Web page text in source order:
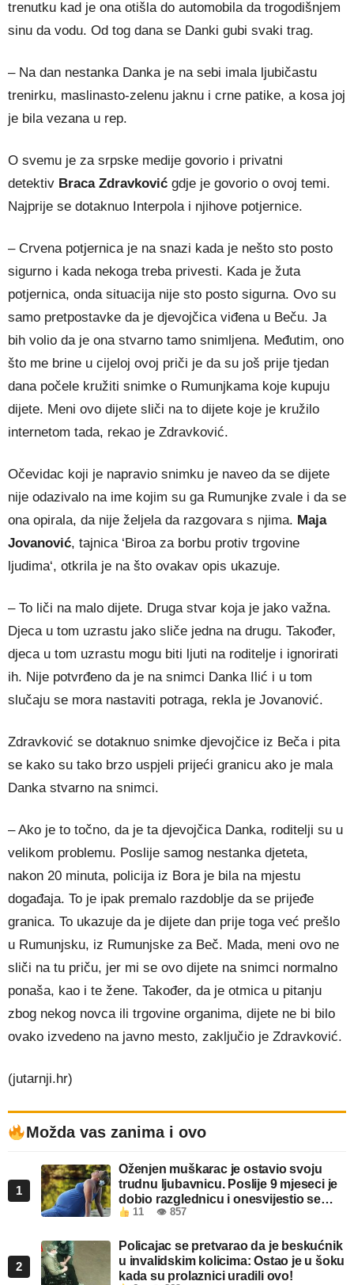
trenutku kad je ona otišla do automobila da trogodišnjem
sinu da vodu. Od tog dana se Danki gubi svaki trag.
– Na dan nestanka Danka je na sebi imala ljubičastu
trenirku, maslinasto-zelenu jaknu i crne patike, a kosa joj
je bila vezana u rep.
O svemu je za srpske medije govorio i privatni
detektiv Braca Zdravković gdje je govorio o ovoj temi.
Najprije se dotaknuo Interpola i njihove potjernice.
– Crvena potjernica je na snazi kada je nešto sto posto
sigurno i kada nekoga treba privesti. Kada je žuta
potjernica, onda situacija nije sto posto sigurna. Ovo su
samo pretpostavke da je djevojčica viđena u Beču. Ja
bih volio da je ona stvarno tamo snimljena. Međutim, ono
što me brine u cijeloj ovoj priči je da su još prije tjedan
dana počele kružiti snimke o Rumunjkama koje kupuju
dijete. Meni ovo dijete sliči na to dijete koje je kružilo
internetom tada, rekao je Zdravković.
Očevidac koji je napravio snimku je naveo da se dijete
nije odazivalo na ime kojim su ga Rumunjke zvale i da se
ona opirala, da nije željela da razgovara s njima. Maja
Jovanović, tajnica ‘Biroa za borbu protiv trgovine
ljudima‘, otkrila je na što ovakav opis ukazuje.
– To liči na malo dijete. Druga stvar koja je jako važna.
Djeca u tom uzrastu jako sliče jedna na drugu. Također,
djeca u tom uzrastu mogu biti ljuti na roditelje i ignorirati
ih. Nije potvrđeno da je na snimci Danka Ilić i u tom
slučaju se mora nastaviti potraga, rekla je Jovanović.
Zdravković se dotaknuo snimke djevojčice iz Beča i pita
se kako su tako brzo uspjeli prijeći granicu ako je mala
Danka stvarno na snimci.
– Ako je to točno, da je ta djevojčica Danka, roditelji su u
velikom problemu. Poslije samog nestanka djeteta,
nakon 20 minuta, policija iz Bora je bila na mjestu
događaja. To je ipak premalo razdoblje da se prijeđe
granica. To ukazuje da je dijete dan prije toga već prešlo
u Rumunjsku, iz Rumunjske za Beč. Mada, meni ovo ne
sliči na tu priču, jer mi se ovo dijete na snimci normalno
ponaša, kao i te žene. Također, da je otmica u pitanju
zbog nekog novca ili trgovine organima, dijete ne bi bilo
ovako izvedeno na javno mesto, zaključio je Zdravković.
(jutarnji.hr)
Možda vas zanima i ovo
1
Oženjen muškarac je ostavio svoju
trudnu ljubavnicu. Poslije 9 mjeseci je
dobio razglednicu i onesvijestio se
kada je pročitao šta piše!
11 👁 857
2
Policajac se pretvarao da je beskućnik
u invalidskim kolicima: Ostao je u šoku
kada su prolaznici uradili ovo!